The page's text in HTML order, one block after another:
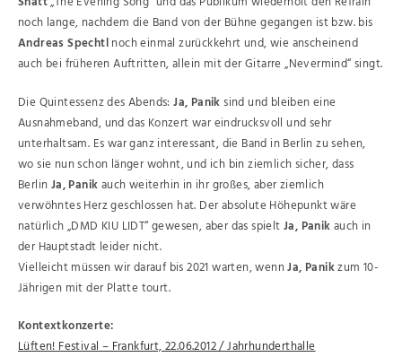
noch lange, nachdem die Band von der Bühne gegangen ist bzw. bis
Andreas Spechtlnoch einmal zurückkehrt und, wie anscheinend
auch bei früheren Auftritten, allein mit der Gitarre „Nevermind“ singt.
Die Quintessenz des Abends:Ja, Paniksind und bleiben eine
Ausnahmeband, und das Konzert war eindrucksvoll und sehr
unterhaltsam. Es war ganz interessant, die Band in Berlin zu sehen,
wo sie nun schon länger wohnt, und ich bin ziemlich sicher, dass
BerlinJa, Panikauch weiterhin in ihr großes, aber ziemlich
verwöhntes Herz geschlossen hat. Der absolute Höhepunkt wäre
natürlich „DMD KIU LIDT“ gewesen, aber das spieltJa, Panikauch in
der Hauptstadt leider nicht.
Vielleicht müssen wir darauf bis 2021 warten, wennJa, Panikzum 10-
Jährigen mit der Platte tourt.
Kontextkonzerte:
Lüften! Festival – Frankfurt, 22.06.2012 / Jahrhunderthalle